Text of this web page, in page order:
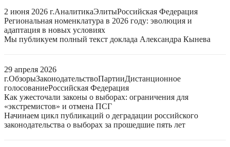
2 июня 2026 г.АналитикаЭлитыРоссийская Федерация
Региональная номенклатура в 2026 году: эволюция и
адаптация в новых условиях
Мы публикуем полный текст доклада Александра Кынева
29 апреля 2026
г.ОбзорыЗаконодательствоПартииДистанционное
голосованиеРоссийская Федерация
Как ужесточали законы о выборах: ограничения для
«экстремистов» и отмена ПСГ
Начинаем цикл публикаций о деградации российского
законодательства о выборах за прошедшие пять лет